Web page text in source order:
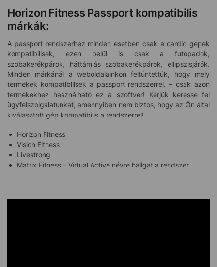
Horizon Fitness Passport kompatibilis
márkák:
A passport rendszerhez minden esetben csak a cardio gépek
kompatibilisek, ezen belül is csak a futópadok,
szobakerékpárok, háttámlás szobakerékpárok, ellipszisjárók.
Minden márkánál a weboldalainkon feltüntettük, hogy mely
termékek kompatibilisek a passport rendszerrel. – csak azon
termékekhez használható ez a szoftver! Kérjük keresse fel
ügyfélszolgálatunkat, amennyiben nem biztos, hogy az Ön által
kiválasztott gép kompatibilis a rendszerrel!
Horizon Fitness
Vision Fitness
Livestrong
Matrix Fitness – Virtual Active névre hallgat a rendszer